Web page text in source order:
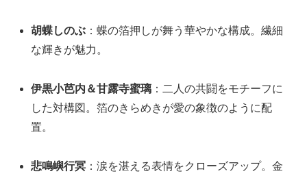
胡蝶しのぶ ：蝶の箔押しが舞う華やかな構成。繊細
な輝きが魅力。
伊黒小芭内＆甘露寺蜜璃 ：二人の共闘をモチーフに
した対構図。箔のきらめきが愛の象徴のように配
置。
悲鳴嶼行冥 ：涙を湛える表情をクローズアップ。金